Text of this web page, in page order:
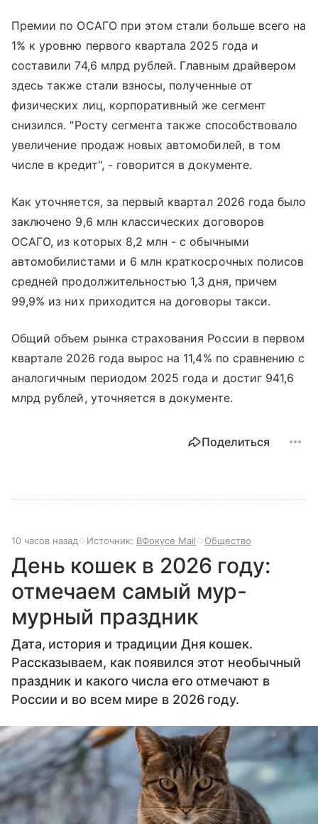
Премии по ОСАГО при этом стали больше всего на
1% к уровню первого квартала 2025 года и
составили 74,6 млрд рублей. Главным драйвером
здесь также стали взносы, полученные от
физических лиц, корпоративный же сегмент
снизился. "Росту сегмента также способствовало
увеличение продаж новых автомобилей, в том
числе в кредит", - говорится в документе.
Как уточняется, за первый квартал 2026 года было
заключено 9,6 млн классических договоров
ОСАГО, из которых 8,2 млн - с обычными
автомобилистами и 6 млн краткосрочных полисов
средней продолжительностью 1,3 дня, причем
99,9% из них приходится на договоры такси.
Общий объем рынка страхования России в первом
квартале 2026 года вырос на 11,4% по сравнению с
аналогичным периодом 2025 года и достиг 941,6
млрд рублей, уточняется в документе.
Поделиться
10 часов назад Источник: ВФокусе Mail Общество
День кошек в 2026 году:
отмечаем самый мур-
мурный праздник
Дата, история и традиции Дня кошек.
Рассказываем, как появился этот необычный
праздник и какого числа его отмечают в
России и во всем мире в 2026 году.